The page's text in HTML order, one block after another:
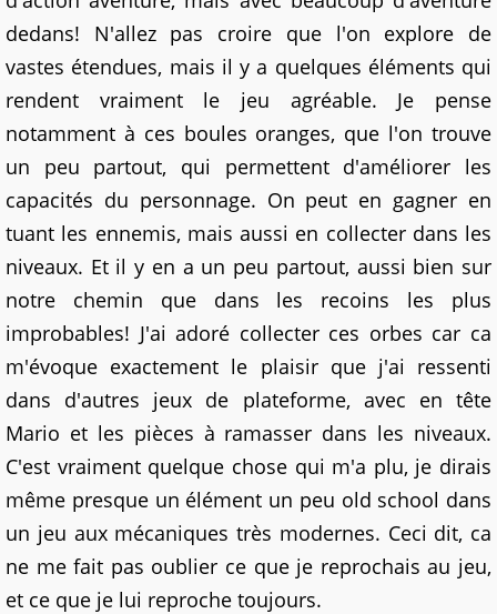
dedans! N'allez pas croire que l'on explore de
vastes étendues, mais il y a quelques éléments qui
rendent vraiment le jeu agréable. Je pense
notamment à ces boules oranges, que l'on trouve
un peu partout, qui permettent d'améliorer les
capacités du personnage. On peut en gagner en
tuant les ennemis, mais aussi en collecter dans les
niveaux. Et il y en a un peu partout, aussi bien sur
notre chemin que dans les recoins les plus
improbables! J'ai adoré collecter ces orbes car ca
m'évoque exactement le plaisir que j'ai ressenti
dans d'autres jeux de plateforme, avec en tête
Mario et les pièces à ramasser dans les niveaux.
C'est vraiment quelque chose qui m'a plu, je dirais
même presque un élément un peu old school dans
un jeu aux mécaniques très modernes. Ceci dit, ca
ne me fait pas oublier ce que je reprochais au jeu,
et ce que je lui reproche toujours.